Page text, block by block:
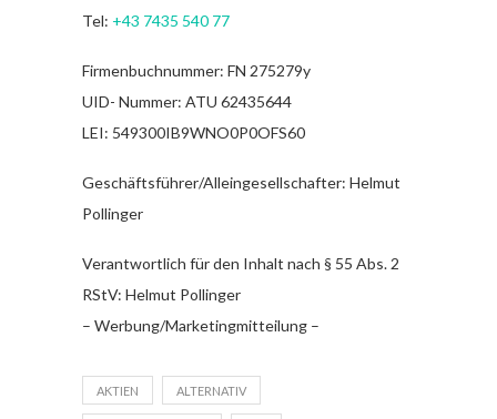
Tel: +43 7435 540 77
Firmenbuchnummer: FN 275279y
UID- Nummer: ATU 62435644
LEI: 549300IB9WNO0P0OFS60
Geschäftsführer/Alleingesellschafter: Helmut
Pollinger
Verantwortlich für den Inhalt nach § 55 Abs. 2
RStV: Helmut Pollinger
– Werbung/Marketingmitteilung –
AKTIEN ALTERNATIV